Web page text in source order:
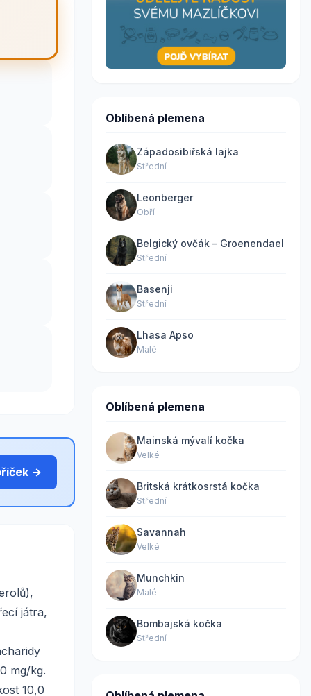
→
játra,
mg/kg.
10,0
Oblíbená plemena
Západosibiřská lajka
Střední
Leonberger
Obří
Belgický ovčák – Groenendael
Střední
Basenji
Střední
Lhasa Apso
Malé
Oblíbená plemena
Mainská mývalí kočka
Velké
Britská krátkosrstá kočka
Střední
Savannah
Velké
Munchkin
Malé
Bombajská kočka
Střední